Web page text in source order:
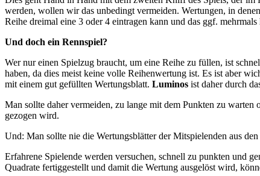
werden, wollen wir das unbedingt vermeiden. Wertungen, in
Reihe dreimal eine 3 oder 4 eintragen kann und das ggf.
Und doch ein Rennspiel?
Wer nur einen Spielzug braucht, um eine Reihe zu füllen, ist
haben, da dies meist keine volle Reihenwertung ist. Es ist aber
mit einem gut gefüllten Wertungsblatt. Luminos ist daher durch
Man sollte daher vermeiden, zu lange mit dem Punkten zu
gezogen wird.
Und: Man sollte nie die Wertungsblätter der Mitspielenden aus den
Erfahrene Spielende werden versuchen, schnell zu punkten und
Quadrate fertiggestellt und damit die Wertung ausgelöst wird,